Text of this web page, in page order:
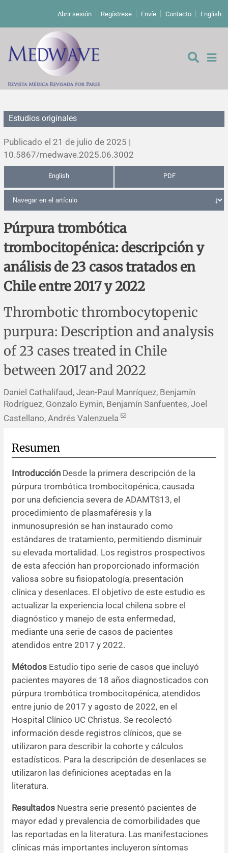
Abrir sesión Regístrese Envíe Contacto English
De los editores
Editoriales
Comentarios
Cartas a los editores
Errata y notas de reserva
Agradecimientos
Impressum
Estudios originales
Estudios cualitativos
Revisiones sistemáticas
Protocolos
Evaluaciones económicas
Análisis
Revisiones clínicas
Artículos de revisión
Notas metodológicas
Comunicaciones breves
Problemas de salud pública
Notas históricas y reseñas
Ensayos
Reporte de caso
Notas técnicas
Práctica clínica
Descripción
Política de cobros
Políticas editoriales
Instrucciones para autores
Patrocinadores y financiamiento
Editores
Comité editorial
Resúmenes de congresos
Noticias
Estudios originales
Publicado el 21 de julio de 2025 |
10.5867/medwave.2025.06.3002
English PDF
Púrpura trombótica
trombocitopénica: descripción y
análisis de 23 casos tratados en
Chile entre 2017 y 2022
Thrombotic thrombocytopenic
purpura: Description and analysis
of 23 cases treated in Chile
between 2017 and 2022
Daniel Cathalifaud, Jean-Paul Manríquez, Benjamín
Rodríguez, Gonzalo Eymin, Benjamín Sanfuentes, Joel
Castellano, Andrés Valenzuela
Resumen
Introducción Desde la primera descripción de la
púrpura trombótica trombocitopénica, causada
por una deficiencia severa de ADAMTS13, el
procedimiento de plasmaféresis y la
inmunosupresión se han instaurado como
estándares de tratamiento, permitiendo disminuir
su elevada mortalidad. Los registros prospectivos
de esta afección han proporcionado información
valiosa sobre su fisiopatología, presentación
clínica y desenlaces. El objetivo de este estudio es
actualizar la experiencia local chilena sobre el
diagnóstico y manejo de esta enfermedad,
mediante una serie de casos de pacientes
atendidos entre 2017 y 2022.
Métodos Estudio tipo serie de casos que incluyó
pacientes mayores de 18 años diagnosticados con
púrpura trombótica trombocitopénica, atendidos
entre junio de 2017 y agosto de 2022, en el
Hospital Clínico UC Christus. Se recolectó
información desde registros clínicos, que se
utilizaron para describir la cohorte y cálculos
estadísticos. Para la descripción de desenlaces se
utilizaron las definiciones aceptadas en la
literatura.
Resultados Nuestra serie presentó pacientes de
mayor edad y prevalencia de comorbilidades que
las reportadas en la literatura. Las manifestaciones
clínicas más importantes incluyeron síntomas